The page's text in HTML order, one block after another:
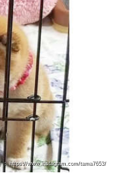
： https://www.instagram.com/tama7653/